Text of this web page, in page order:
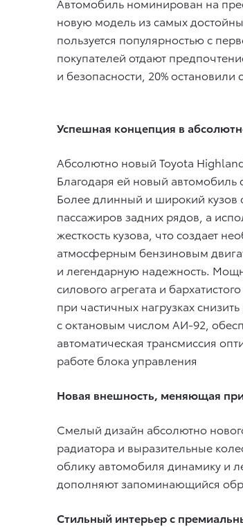
Автомобиль номинирован на
новую модель из самых
пользуется популярностью с
покупателей отдают
и безопасности, 20%
Успешная концепция в
Абсолютно новый Toyota
Благодаря ей новый автомобиль
Более длинный и широкий кузов
пассажиров задних рядов, а
жесткость кузова, что создает
атмосферным бензиновым
и легендарную надежность.
силового агрегата и
при частичных нагрузках
с октановым числом АИ-92,
автоматическая трансмиссия
работе блока управления
Новая внешность, меняющая
Cмелый дизайн абсолютно
радиатора и выразительные
облику автомобиля динамику и
дополняют запоминающийся
Стильный интерьер с